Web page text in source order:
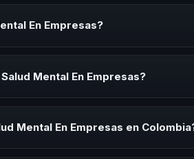
En Empresas?
Mental En Empresas?
Mental En Empresas en